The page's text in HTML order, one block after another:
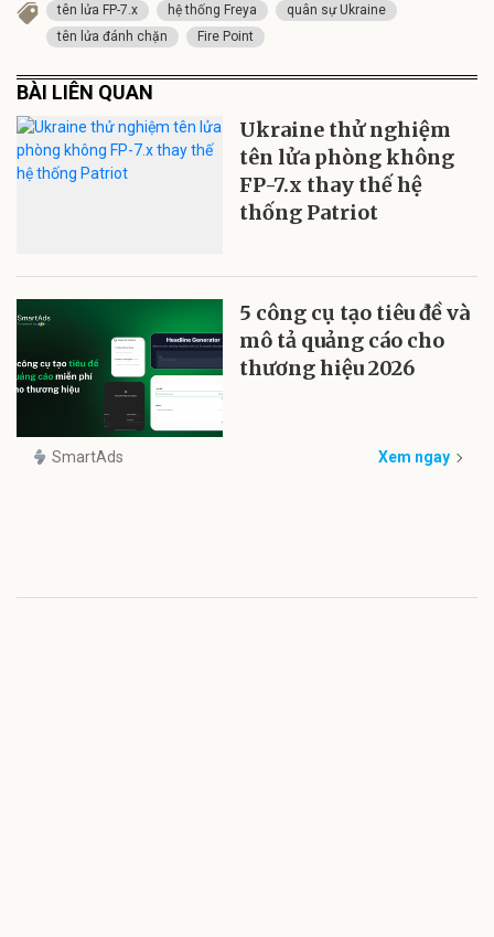
tên lửa FP-7.x hệ thống Freya
quân sự Ukraine
tên lửa đánh chặn
Fire Point
BÀI LIÊN QUAN
Ukraine thử nghiệm
tên lửa phòng không
FP-7.x thay thế hệ
thống Patriot
5 công cụ tạo tiêu đề và
mô tả quảng cáo cho
thương hiệu 2026
SmartAds Xem ngay